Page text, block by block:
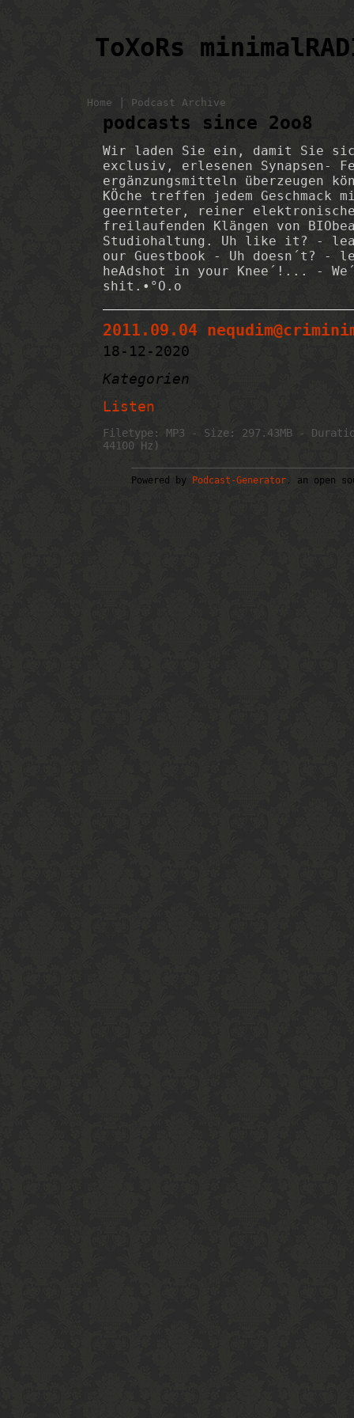
ToXoRs
Home Podcast Archive
podcasts since 2oo8
Wir laden Sie ein, damit Sie
exclusiv, erlesenen Synapsen-
ergänzungsmitteln überzeugen
KÖche treffen jedem Geschmack
geernteter, reiner
freilaufenden Klängen von
Studiohaltung. Uh like it? -
our Guestbook - Uh doesn´t? -
heAdshot in your Knee´!... -
shit.•°O.o
2011.09.04
18-12-2020
Kategorien
Listen
Filetype: MP3 - Size: 297.43MB -
44100 Hz)
Powered by Podcast-Generator , an open